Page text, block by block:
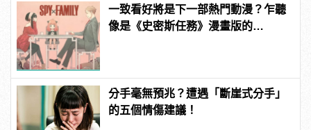
一致看好將是下一部熱門動漫？乍聽
像是《史密斯任務》漫畫版的
分手毫無預兆？遭遇「斷崖式分手」
的五個情傷建議！